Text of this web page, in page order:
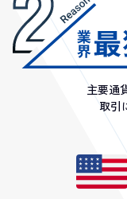
主要通
取引